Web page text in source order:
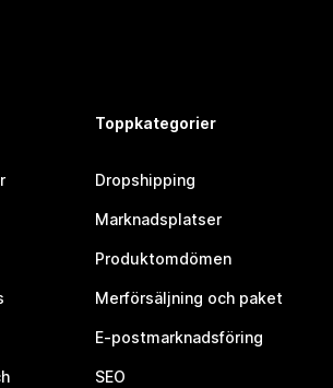
Toppkategorier
Dropshipping
Marknadsplatser
Produktomdömen
Merförsäljning och paket
E-postmarknadsföring
SEO